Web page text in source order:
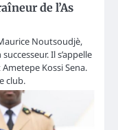
de l’As
Noutsoudjè,
Il s’appelle
Kossi Sena.
club.